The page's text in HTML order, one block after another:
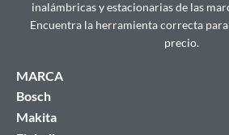
inalámbricas y estacionarias de las
Encuentra la herramienta correcta
precio.
MARCA
Bosch
Makita